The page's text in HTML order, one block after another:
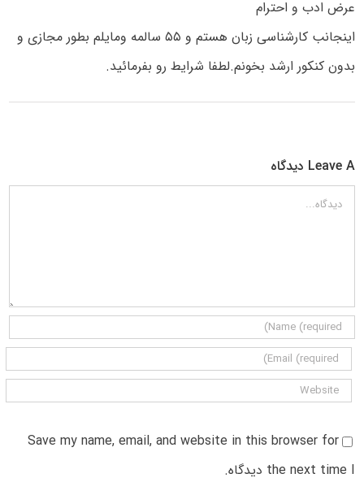
عرض ادب و احترام
اینجانب کارشناسی زبان هستم و ۵۵ سالمه ومایلم بطور مجازی و
بدون کنکور ارشد بخونم.لطفا شرایط رو بفرمائید.
Leave A دیدگاه
دیدگاه
Save my name, email, and website in this browser for
the next time I دیدگاه.